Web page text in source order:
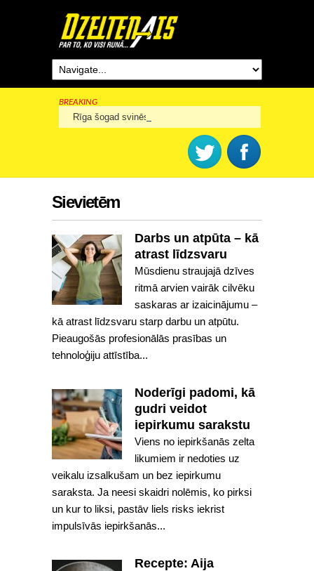
BREAKING
Rīga šogad svinēs 825. dzimšanas dienu
Sievietēm
Darbs un atpūta – kā
atrast līdzsvaru
Mūsdienu straujajā dzīves
ritmā arvien vairāk cilvēku
saskaras ar izaicinājumu –
kā atrast līdzsvaru starp darbu un atpūtu.
Pieaugošās profesionālās prasības un
tehnoloģiju attīstība...
Noderīgi padomi, kā
gudri veidot
iepirkumu sarakstu
Viens no iepirkšanās zelta
likumiem ir nedoties uz
veikalu izsalkušam un bez iepirkumu
saraksta. Ja neesi skaidri nolēmis, ko pirksi
un kur to liksi, pastāv liels risks iekrist
impulsīvās iepirkšanās...
Recepte: Aija